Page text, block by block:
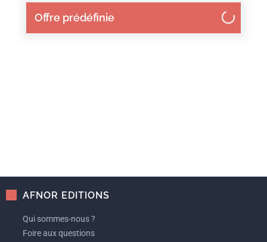
Offre prédéfinie
AFNOR EDITIONS
Qui sommes-nous ?
Foire aux questions